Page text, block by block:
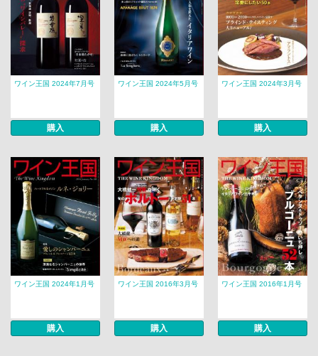
ワイン王国 2024年7月号
購入
ワイン王国 2024年5月号
購入
ワイン王国 2024年3月号
購入
ワイン王国 2024年1月号
購入
ワイン王国 2016年3月号
購入
ワイン王国 2016年1月号
購入